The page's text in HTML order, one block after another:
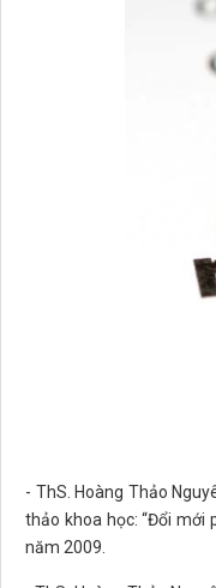
- ThS. Hoàng Thảo
thảo khoa học: “Đổi mới
năm 2009.